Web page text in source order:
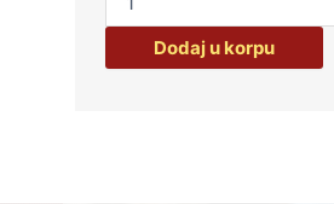
TACNA
80165
količina
Dodaj u korpu